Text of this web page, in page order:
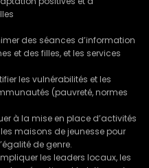
des séances d’information
et des filles, et les services
les vulnérabilités et les
(pauvreté, normes
à la mise en place d’activités
maisons de jeunesse pour
de genre.
les leaders locaux, les